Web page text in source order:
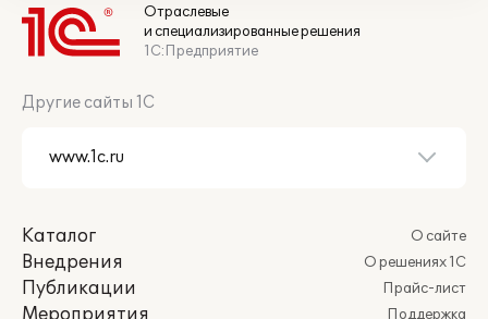
Отраслевые
и специализированные решения
1С:Предприятие
Другие сайты 1С
Каталог
Внедрения
Публикации
Мероприятия
О сайте
О решениях 1С
Прайс-лист
Поддержка